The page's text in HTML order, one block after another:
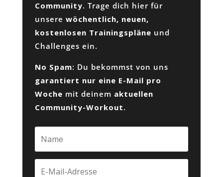
Community. Trage dich hier für
unsere wöchentlich, neuen,
kostenlosen Trainingspläne und
Challenges ein.
No Spam: Du bekommst von uns
garantiert nur eine E-Mail pro
Woche mit deinem aktuellen
Community-Workout.